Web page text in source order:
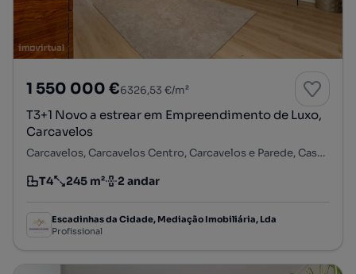
1 550 000 €6326,53 €/m²
T3+1 Novo a estrear em Empreendimento de Luxo,
Carcavelos
Carcavelos, Carcavelos Centro, Carcavelos e Parede, Cascais, Lisboa
Tipologia
T4
Preço por metro quadrado
245 m²
Andar 2 andar
Escadinhas da Cidade, Mediação Imobiliária, Lda
Profissional